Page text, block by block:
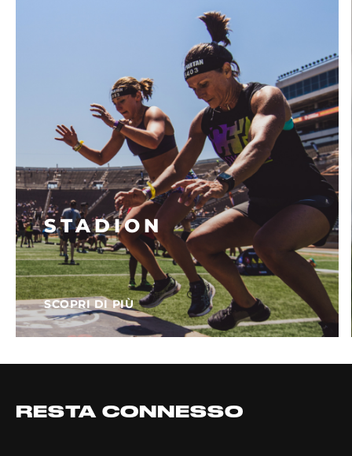
STADION
SCOPRI DI PIÙ
RESTA CONNESSO